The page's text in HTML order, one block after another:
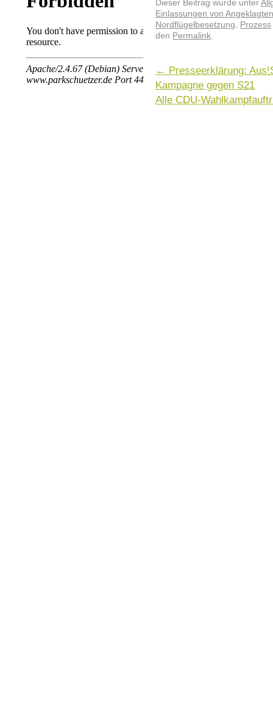
Dieser Beitrag wurde unter
Einlassungen von Angeklagten
Nordflügelbesetzung
Prozess
den Permalink
← Presseerklärung:
Kampagne gegen S21
Alle CDU-